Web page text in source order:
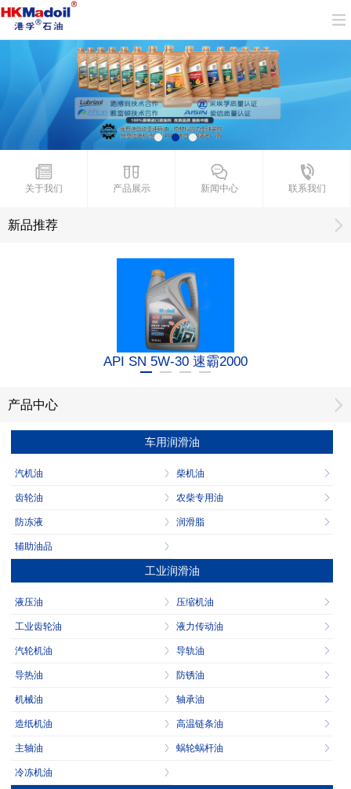
关于我们 产品展示 新闻中心 联系我们
新品推荐
API SN 5W-30 速霸2000
产品中心
车用润滑油
汽机油 柴机油
齿轮油 农柴专用油
防冻液 润滑脂
辅助油品
工业润滑油
液压油 压缩机油
工业齿轮油 液力传动油
汽轮机油 导轨油
导热油 防锈油
机械油 轴承油
造纸机油 高温链条油
主轴油 蜗轮蜗杆油
冷冻机油